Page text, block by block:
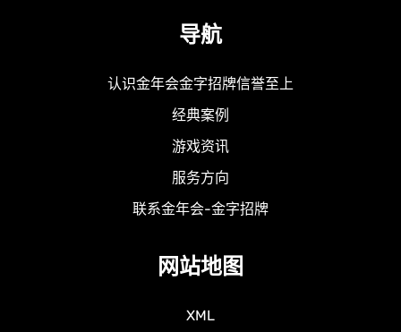
导航
认识金年会金字招牌信誉至上
经典案例
游戏资讯
服务方向
联系金年会-金字招牌
网站地图
XML